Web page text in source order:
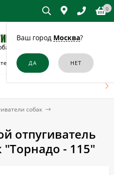
Ваш город Москва?
0
собак и кошек в Джанком
собак
отпугиватель
- 115"